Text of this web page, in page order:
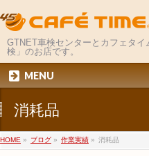
GTNET車検センターとカフェタ
検」のお店です。
MENU
消耗品
HOME » ブログ » 作業実績 » 消耗品